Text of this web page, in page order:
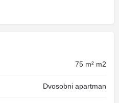
75 m² m2
Dvosobni apartman